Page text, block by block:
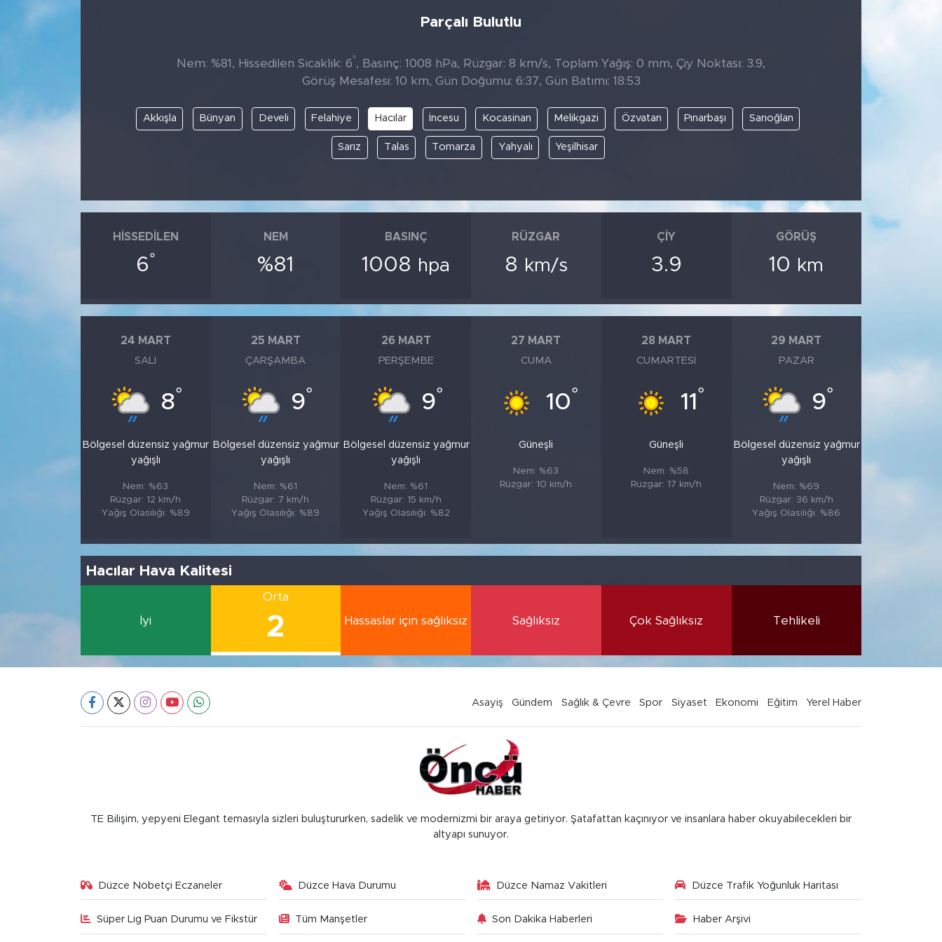
Parçalı Bulutlu
Nem: %81, Hissedilen Sıcaklık: 6°, Basınç: 1008 hPa, Rüzgar: 8 km/s, Toplam Yağış: 0 mm, Çiy Noktası: 3.9,
Görüş Mesafesi: 10 km, Gün Doğumu: 6:37, Gün Batımı: 18:53
Akkışla Bünyan Develi Felahiye Hacılar İncesu Kocasinan Melikgazi Özvatan Pınarbaşı Sarıoğlan
Sarız Talas Tomarza Yahyalı Yeşilhisar
HISSEDILEN
6°
NEM
%81
BASINÇ
1008 hpa
RÜZGAR
8 km/s
ÇIY
3.9
GÖRÜŞ
10 km
24 MART
SALI
8°
Bölgesel düzensiz yağmur
yağışlı
Nem: %63
Rüzgar: 12 km/h
Yağış Olasılığı: %89
25 MART
ÇARŞAMBA
9°
Bölgesel düzensiz yağmur
yağışlı
Nem: %61
Rüzgar: 7 km/h
Yağış Olasılığı: %89
26 MART
PERŞEMBE
9°
Bölgesel düzensiz yağmur
yağışlı
Nem: %61
Rüzgar: 15 km/h
Yağış Olasılığı: %82
27 MART
CUMA
10°
Güneşli
Nem: %63
Rüzgar: 10 km/h
28 MART
CUMARTESI
11 °
Güneşli
Nem: %58
Rüzgar: 17 km/h
29 MART
PAZAR
9°
Bölgesel düzensiz yağmur
yağışlı
Nem: %69
Rüzgar: 36 km/h
Yağış Olasılığı: %86
Hacılar Hava Kalitesi
İyi
Orta
2 Hassaslar için sağlıksız Sağlıksız Çok Sağlıksız Tehlikeli
Asayiş Gündem Sağlık & Çevre Spor Siyaset Ekonomi Eğitim Yerel Haber
TE Bilişim, yepyeni Elegant temasıyla sizleri buluştururken, sadelik ve modernizmi bir araya getiriyor. Şatafattan kaçınıyor ve insanlara haber okuyabilecekleri bir
altyapı sunuyor.
Düzce Nöbetçi Eczaneler Düzce Hava Durumu Düzce Namaz Vakitleri Düzce Trafik Yoğunluk Haritası
Süper Lig Puan Durumu ve Fikstür Tüm Manşetler Son Dakika Haberleri Haber Arşivi